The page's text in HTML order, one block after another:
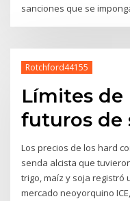
sanciones que se
Rotchford44155
Límites de
futuros de
Los precios de los hard
senda alcista que
trigo, maíz y soja registró
mercado neoyorquino